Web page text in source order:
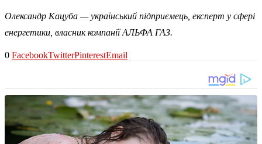
Олександр Кацуба — український підприємець, експерт у сфері
енергетики, власник компанії АЛЬФА ГАЗ.
0 FacebookTwitterPinterestEmail